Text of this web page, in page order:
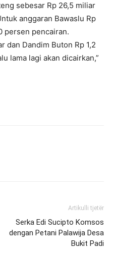
sebesar Rp 26,5 miliar
anggaran Bawaslu Rp
persen pencairan.
dan Dandim Buton Rp 1,2
lama lagi akan dicairkan,”
Artikulli tjetër
Serka Edi Sucipto Komsos
dengan Petani Palawija Desa
Bukit Padi